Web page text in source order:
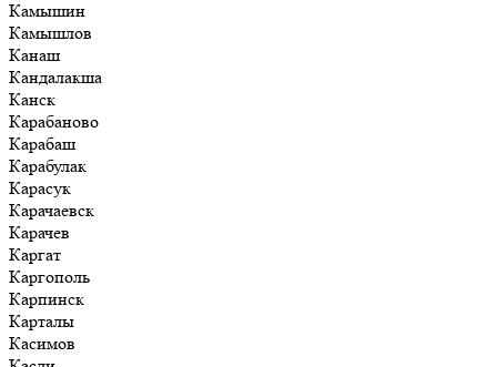
Камышин
Камышлов
Канаш
Кандалакша
Канск
Карабаново
Карабаш
Карабулак
Карасук
Карачаевск
Карачев
Каргат
Каргополь
Карпинск
Карталы
Касимов